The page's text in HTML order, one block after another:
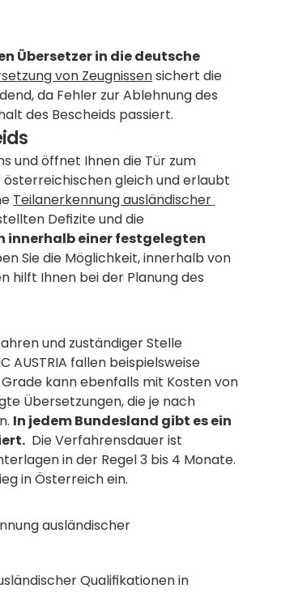
Übersetzer in die deutsche
von Zeugnissen sichert die
da Fehler zur Ablehnung des
des Bescheids passiert.
und öffnet Ihnen die Tür zum
gleich und erlaubt
Teilanerkennung ausländischer
Defizite und die
innerhalb einer festgelegten
Sie die Möglichkeit, innerhalb von
hilft Ihnen bei der Planung des
und zuständiger Stelle
AUSTRIA fallen beispielsweise
kann ebenfalls mit Kosten von
Übersetzungen, die je nach
In jedem Bundesland gibt es ein
  Die Verfahrensdauer ist
in der Regel 3 bis 4 Monate.
in Österreich ein.
ausländischer
Qualifikationen in